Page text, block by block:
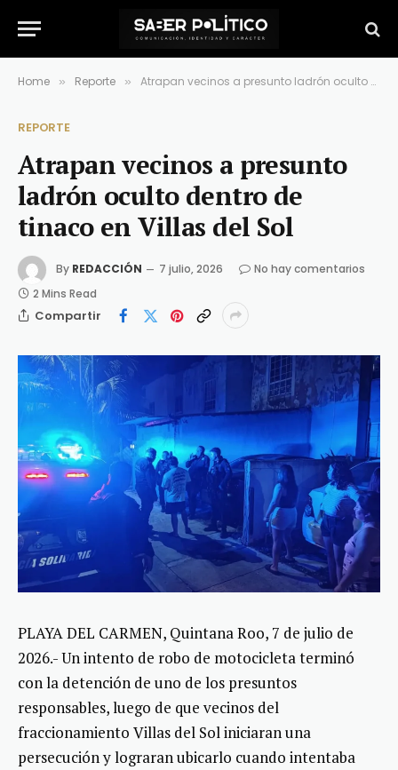
Home » Reporte » Atrapan vecinos a presunto ladrón oculto dentro de tinaco en Villas del Sol
REPORTE
Atrapan vecinos a presunto
ladrón oculto dentro de
tinaco en Villas del Sol
By REDACCIÓN 7 julio, 2026
No hay comentarios
2 Mins Read
Compartir
PLAYA DEL CARMEN, Quintana Roo, 7 de julio de
2026.- Un intento de robo de motocicleta terminó
con la detención de uno de los presuntos
responsables, luego de que vecinos del
fraccionamiento Villas del Sol iniciaran una
persecución y lograran ubicarlo cuando intentaba